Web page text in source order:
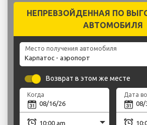
НЕПРЕВЗОЙДЕННАЯ ПО
АВТОМОБИЛЯ
Место получения автомобиля
Возврат в этом же месте
Когда